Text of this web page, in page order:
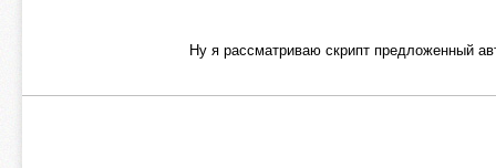
Ну я рассматриваю скрипт предложенный